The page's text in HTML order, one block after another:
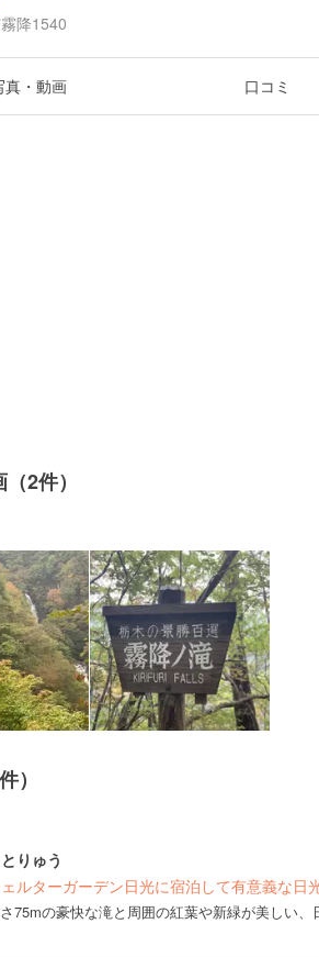
降1540
真・動画 口コミ
2件）
）
りゅう
ルターガーデン日光に宿泊して有意義な日
75mの豪快な滝と周囲の紅葉や新緑が美しい、